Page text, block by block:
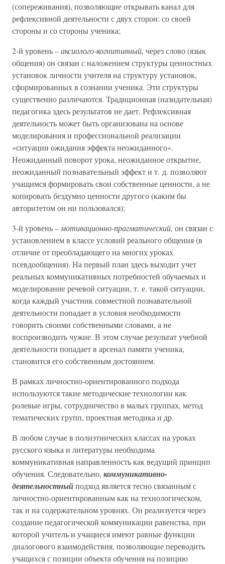
(сопереживания), позволяющие открывать канал для
рефлексивной деятельности с двух сторон: со своей
стороны и со стороны ученика;
2-й уровень –аксиолого-когнитивный, через слово (язык
общения) он связан с наложением структуры ценностных
установок личности учителя на структуру установок,
сформированных в сознании ученика. Эти структуры
существенно различаются. Традиционная (назидательная)
педагогика здесь результатов не дает. Рефлексивная
деятельность может быть организована на основе
моделирования и профессиональной реализации
«ситуации ожидания эффекта неожиданного».
Неожиданный поворот урока, неожиданное открытие,
неожиданный познавательный эффект и т. д. позволяют
учащимся формировать свои собственные ценности, а не
копировать бездумно ценности другого (каким бы
авторитетом он ни пользовался);
3-й уровень – мотивационно-прагматический, он связан с
установлением в классе условий реального общения (в
отличие от преобладающего на многих уроках
псевдообщения). На первый план здесь выходит учет
реальных коммуникативных потребностей обучаемых и
моделирование речевой ситуации, т. е. такой ситуации,
когда каждый участник совместной познавательной
деятельности попадает в условия необходимости
говорить своими собственными словами, а не
воспроизводить чужие. В этом случае результат учебной
деятельности попадает в арсенал памяти ученика,
становится его собственным достоянием.
В рамках личностно-ориентированного подхода
используются такие методические технологии как
ролевые игры, сотрудничество в малых группах, метод
тематических групп, проектная методика и др.
В любом случае в полиэтнических классах на уроках
русского языка и литературы необходима
коммуникативная направленность как ведущий принцип
обучения. Следовательно, коммуникативно-
деятельностныйподход является тесно связанным с
личностно-ориентированным как на технологическом,
так и на содержательном уровнях. Он реализуется через
создание педагогической коммуникации равенства, при
которой учитель и учащиеся имеют равные функции
диалогового взаимодействия, позволяющие переводить
учащихся с позиции объекта обучения на позицию